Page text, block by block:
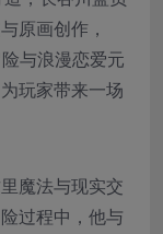
原画创作，
与浪漫恋爱元
玩家带来一场
魔法与现实交
过程中，他与